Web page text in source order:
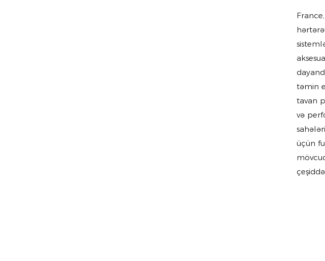
təmin
tavan
və
üçün